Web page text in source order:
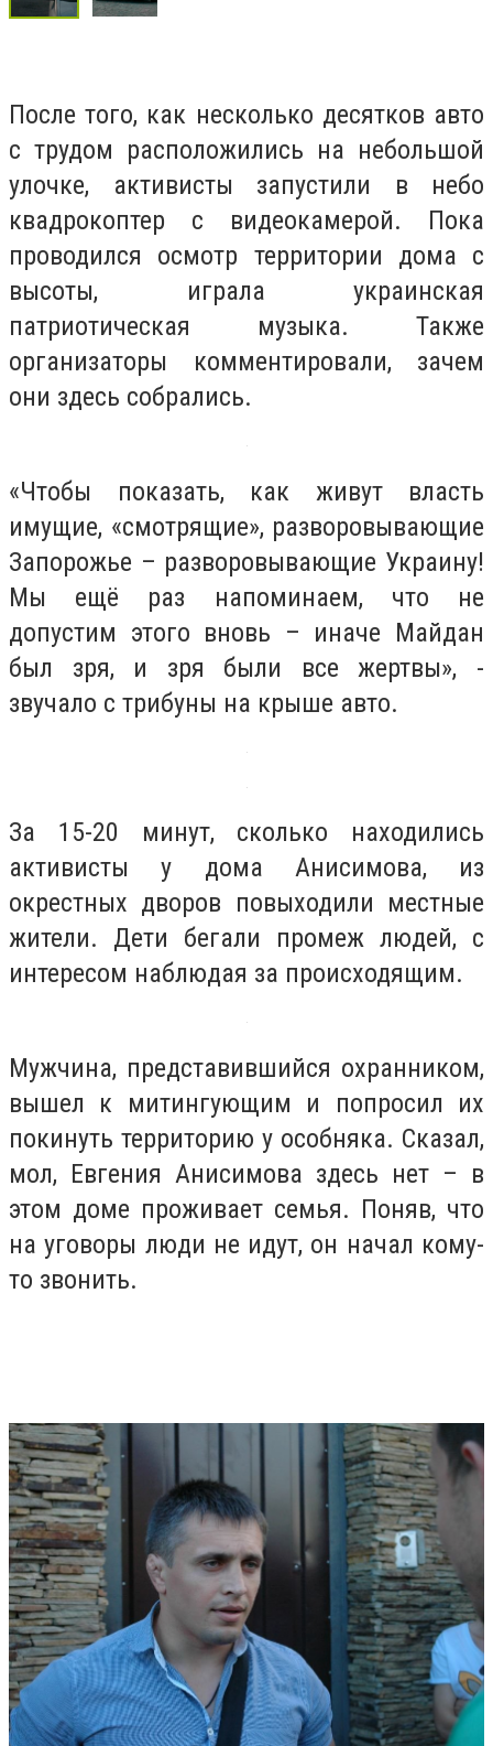
После того, как несколько десятков авто
с трудом расположились на небольшой
улочке, активисты запустили в небо
квадрокоптер с видеокамерой. Пока
проводился осмотр территории дома с
высоты, играла украинская
патриотическая музыка. Также
организаторы комментировали, зачем
они здесь собрались.
«Чтобы показать, как живут власть
имущие, «смотрящие», разворовывающие
Запорожье – разворовывающие Украину!
Мы ещё раз напоминаем, что не
допустим этого вновь – иначе Майдан
был зря, и зря были все жертвы», -
звучало с трибуны на крыше авто.
За 15-20 минут, сколько находились
активисты у дома Анисимова, из
окрестных дворов повыходили местные
жители. Дети бегали промеж людей, с
интересом наблюдая за происходящим.
Мужчина, представившийся охранником,
вышел к митингующим и попросил их
покинуть территорию у особняка. Сказал,
мол, Евгения Анисимова здесь нет – в
этом доме проживает семья. Поняв, что
на уговоры люди не идут, он начал кому-
то звонить.